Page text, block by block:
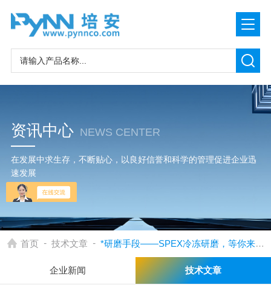
资讯中心 NEWS CENTER
在发展中求生存，不断贴心，以良好信誉和科学的管理促进企业迅
速发展
首页 - 技术文章 - *研磨手段——SPEX冷冻研磨，等你来挑战
企业新闻 技术文章